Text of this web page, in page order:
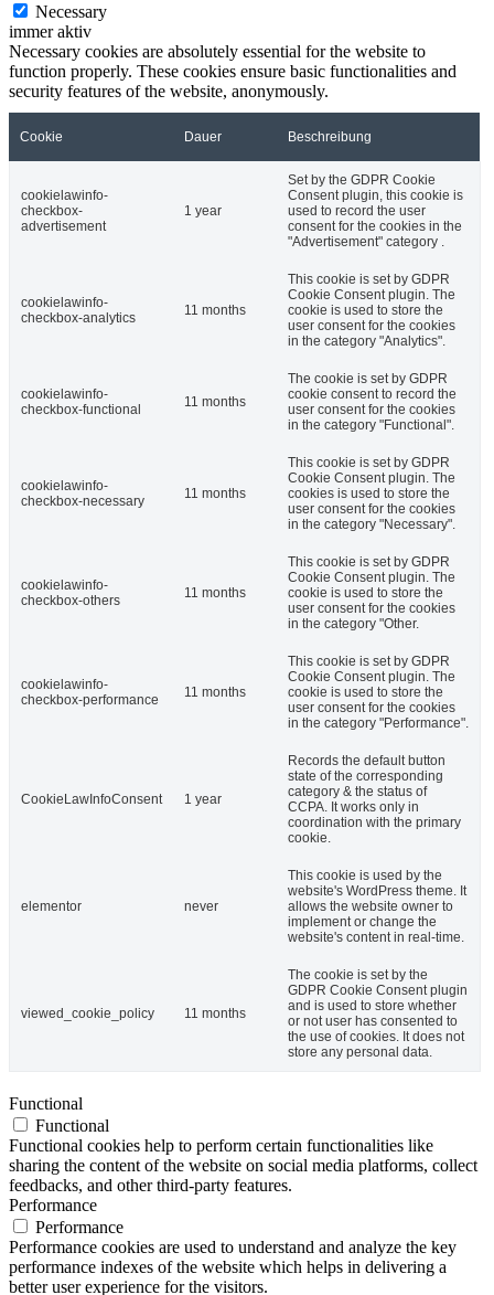
Necessary
immer aktiv
Necessary cookies are absolutely essential for the website to
function properly. These cookies ensure basic functionalities and
security features of the website, anonymously.
Cookie Dauer Beschreibung
cookielawinfo-
checkbox-
advertisement
1 year
Set by the GDPR Cookie
Consent plugin, this cookie is
used to record the user
consent for the cookies in the
"Advertisement" category .
cookielawinfo-
checkbox-analytics
11 months
This cookie is set by GDPR
Cookie Consent plugin. The
cookie is used to store the
user consent for the cookies
in the category "Analytics".
cookielawinfo-
checkbox-functional
11 months
The cookie is set by GDPR
cookie consent to record the
user consent for the cookies
in the category "Functional".
cookielawinfo-
checkbox-necessary
11 months
This cookie is set by GDPR
Cookie Consent plugin. The
cookies is used to store the
user consent for the cookies
in the category "Necessary".
cookielawinfo-
checkbox-others
11 months
This cookie is set by GDPR
Cookie Consent plugin. The
cookie is used to store the
user consent for the cookies
in the category "Other.
cookielawinfo-
checkbox-performance
11 months
This cookie is set by GDPR
Cookie Consent plugin. The
cookie is used to store the
user consent for the cookies
in the category "Performance".
CookieLawInfoConsent 1 year
Records the default button
state of the corresponding
category & the status of
CCPA. It works only in
coordination with the primary
cookie.
elementor never
This cookie is used by the
website's WordPress theme. It
allows the website owner to
implement or change the
website's content in real-time.
viewed_cookie_policy 11 months
The cookie is set by the
GDPR Cookie Consent plugin
and is used to store whether
or not user has consented to
the use of cookies. It does not
store any personal data.
Functional
Functional
Functional cookies help to perform certain functionalities like
sharing the content of the website on social media platforms, collect
feedbacks, and other third-party features.
Performance
Performance
Performance cookies are used to understand and analyze the key
performance indexes of the website which helps in delivering a
better user experience for the visitors.